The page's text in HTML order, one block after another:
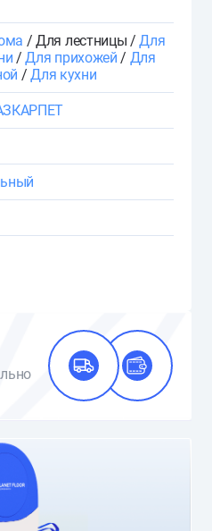
/ Для лестницы /Для
/Для прихожей / Для
/Для кухни